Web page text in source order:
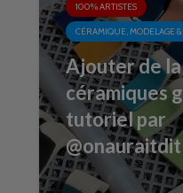
100% ARTISTES
CÉRAMIQUE, MODELAGE
Ajouter de
céramiques
tutoriel par